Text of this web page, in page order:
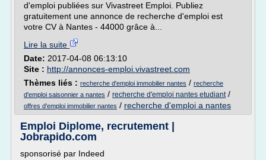
d'emploi publiées sur Vivastreet Emploi. Publiez
gratuitement une annonce de recherche d'emploi est
votre CV à Nantes - 44000 grâce à...
Lire la suite
Date: 2017-04-08 06:13:10
Site : http://annonces-emploi.vivastreet.com
Thèmes liés : recherche d'emploi immobilier nantes / recherche
d'emploi saisonnier a nantes / recherche d'emploi nantes etudiant/
offres d'emploi immobilier nantes / recherche d'emploi a nantes
Emploi Diplome, recrutement |
Jobrapido.com
sponsorisé par Indeed